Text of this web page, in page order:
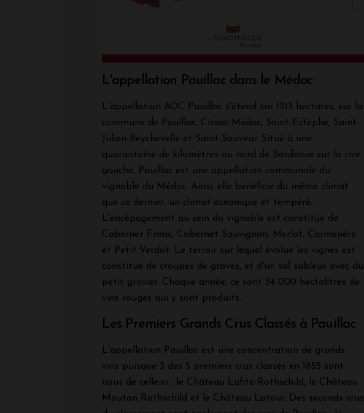
L'appellation Pauillac dans le Médoc
L'appellation AOC Pauillac s'étend sur 1213 hectares, sur la
commune de Pauillac, Cissac-Médoc, Saint-Estèphe, Saint-
Julien-Beychevelle et Saint-Sauveur. Situé à une
quarantaine de kilomètres au nord de Bordeaux sur la rive
gauche, Pauillac est une appellation communale du
vignoble du Médoc. Ainsi, elle bénéficie du même climat
que ce dernier, un climat océanique et tempéré.
L'encépagement au sein du vignoble est constitué de
Cabernet Franc, Cabernet Sauvignon, Merlot, Carmenère
et Petit Verdot. Le terroir sur lequel évolue les vignes est
constitué de croupes de graves, et d'un sol sableux avec du
petit gravier. Chaque année, ce sont 54 000 hectolitres de
vins rouges qui y sont produits.
Les Premiers Grands Crus Classés à Pauillac
L'appellation Pauillac est une concentration de grands
vins puisque 3 des 5 premiers crus classés en 1855 sont
issus de celle-ci : le Château Lafite-Rothschild, le Château
Mouton Rothschild et le Château Latour. Des seconds crus